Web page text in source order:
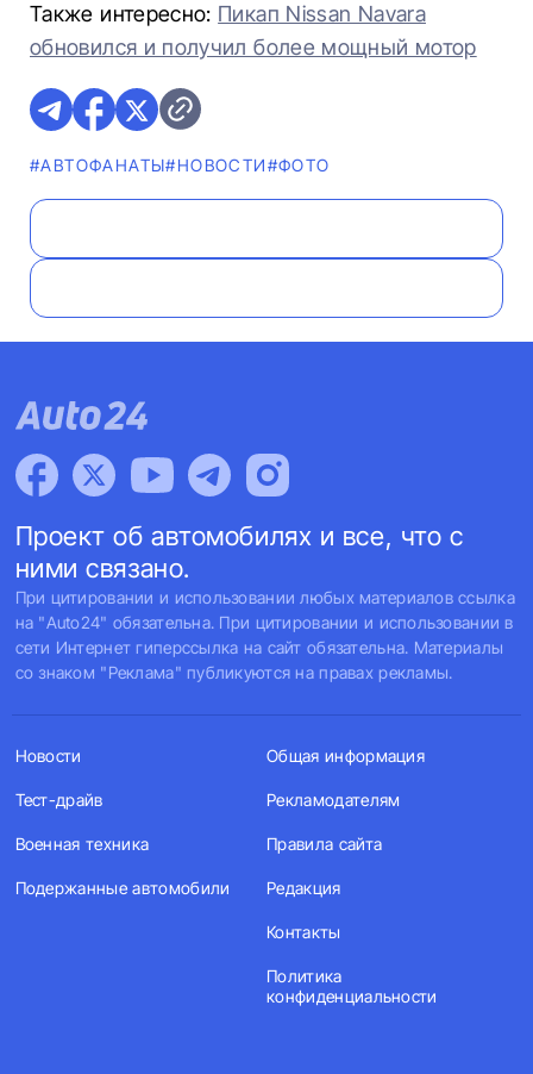
Также интересно: Пикап Nissan Navara
обновился и получил более мощный мотор
#AВТОФАНАТЫ#НОВОСТИ#ФОТО
Проект об автомобилях и все, что с
ними связано.
При цитировании и использовании любых материалов ссылка
на "Auto24" обязательна. При цитировании и использовании в
сети Интернет гиперссылка на сайт обязательна. Материалы
со знаком "Реклама" публикуются на правах рекламы.
Новости
Тест-драйв
Военная техника
Подержанные автомобили
Общая информация
Рекламодателям
Правила сайта
Редакция
Контакты
Политика
конфиденциальности